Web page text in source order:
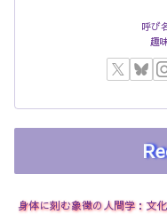
呼び
趣
身体に刻む象徴の人間学：文